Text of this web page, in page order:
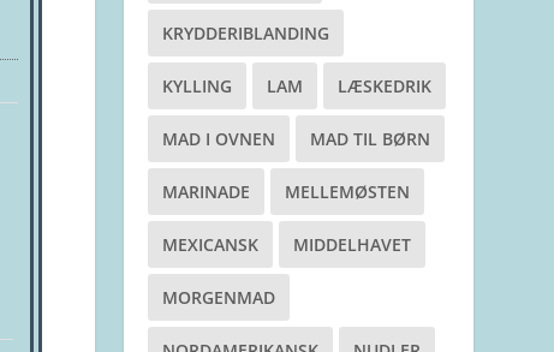
KRYDDERIBLANDING
KYLLING LAM LÆSKEDRIK
MAD I OVNEN MAD TIL BØRN
MARINADE MELLEMØSTEN
MEXICANSK MIDDELHAVET
MORGENMAD